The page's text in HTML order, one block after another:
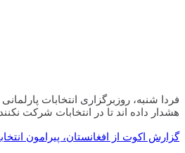
فردا شنبه، روزبرگزاری انتخابات
هشدار داده اند تا در انتخابات شرکت
گزارش اکوت از افغانستان، پیرامون